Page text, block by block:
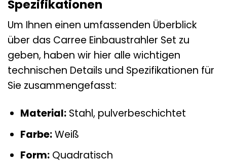
Spezifikationen
Um Ihnen einen umfassenden Überblick
über das Carree Einbaustrahler Set zu
geben, haben wir hier alle wichtigen
technischen Details und Spezifikationen für
Sie zusammengefasst:
Material:Stahl, pulverbeschichtet
Farbe:Weiß
Form:Quadratisch